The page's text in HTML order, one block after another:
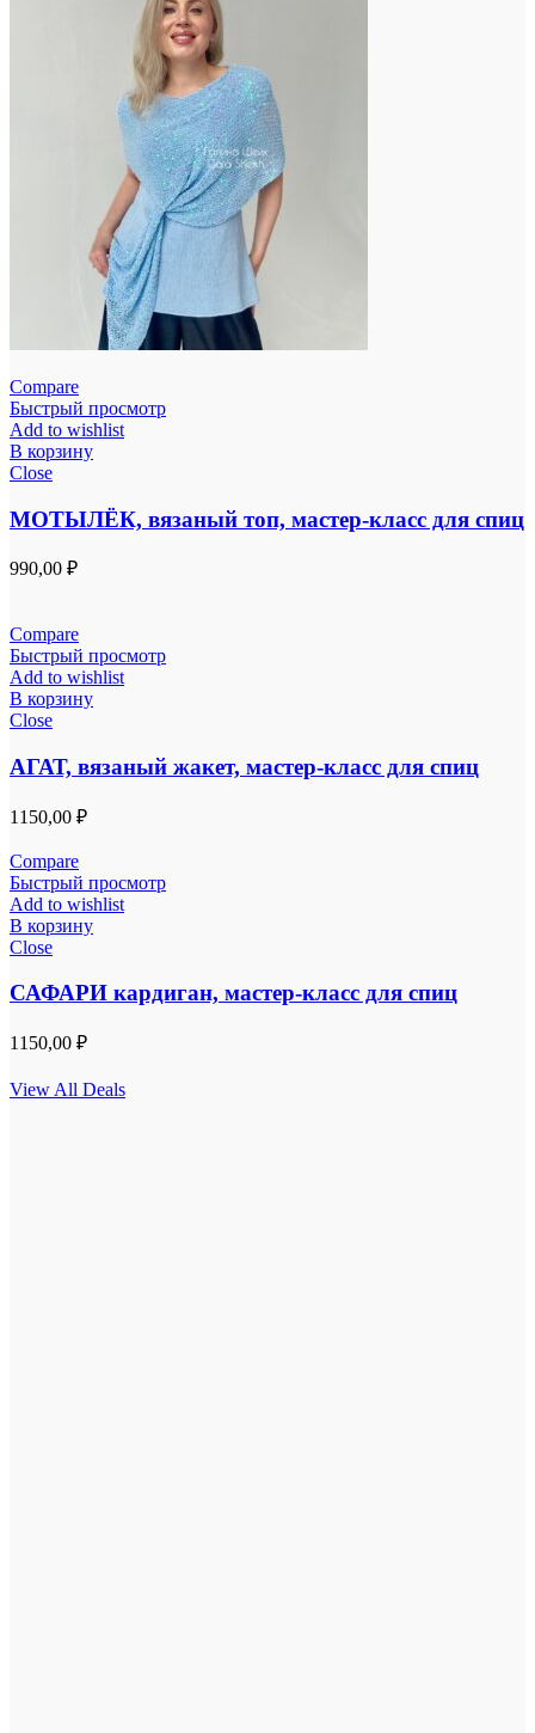
Compare
Быстрый просмотр
Add to wishlist
В корзину
Close
МОТЫЛЁК, вязаный топ, мастер-класс для спиц
990,00 ₽
Compare
Быстрый просмотр
Add to wishlist
В корзину
Close
АГАТ, вязаный жакет, мастер-класс для спиц
1150,00 ₽
Compare
Быстрый просмотр
Add to wishlist
В корзину
Close
САФАРИ кардиган, мастер-класс для спиц
1150,00 ₽
View All Deals